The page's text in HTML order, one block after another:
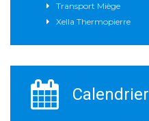
Transport Miège
Xella Thermopierre
Calendrier